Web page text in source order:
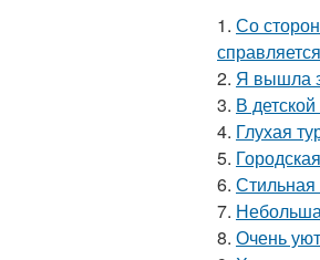
1. Со
2. Я вышла
3. В
4. Глухая
5.
6.
7.
8. Очень